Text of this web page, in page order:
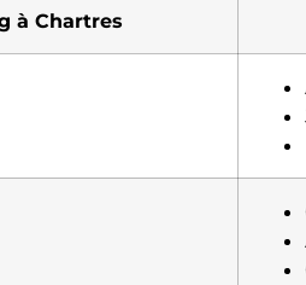
à Chartres